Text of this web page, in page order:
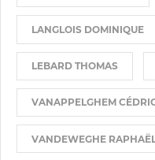
LANGLOIS DOMINIQUE
LEBARD THOMAS
VANAPPELGHEM
VANDEWEGHE